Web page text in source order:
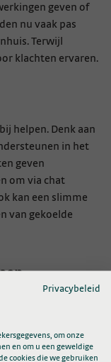
geven of
nu vaak pas
Terwijl
klachten ervaren.
helpen. Denk aan
in het
geven
om via chat
kan een slimme
van gekoelde
patiënt heeft
digitale
Daarbij is het
samen meedenken
Privacybeleid
om onze
en om u een geweldige
cookies die we gebruiken